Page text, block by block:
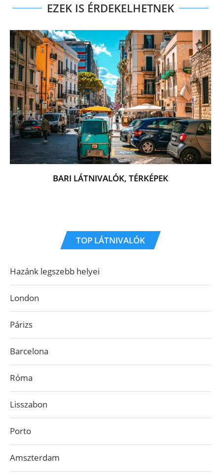
EZEK IS ÉRDEKELHETNEK
BARI LÁTNIVALÓK, TÉRKÉPEK
TOP LÁTNIVALÓK
Hazánk legszebb helyei
London
Párizs
Barcelona
Róma
Lisszabon
Porto
Amszterdam